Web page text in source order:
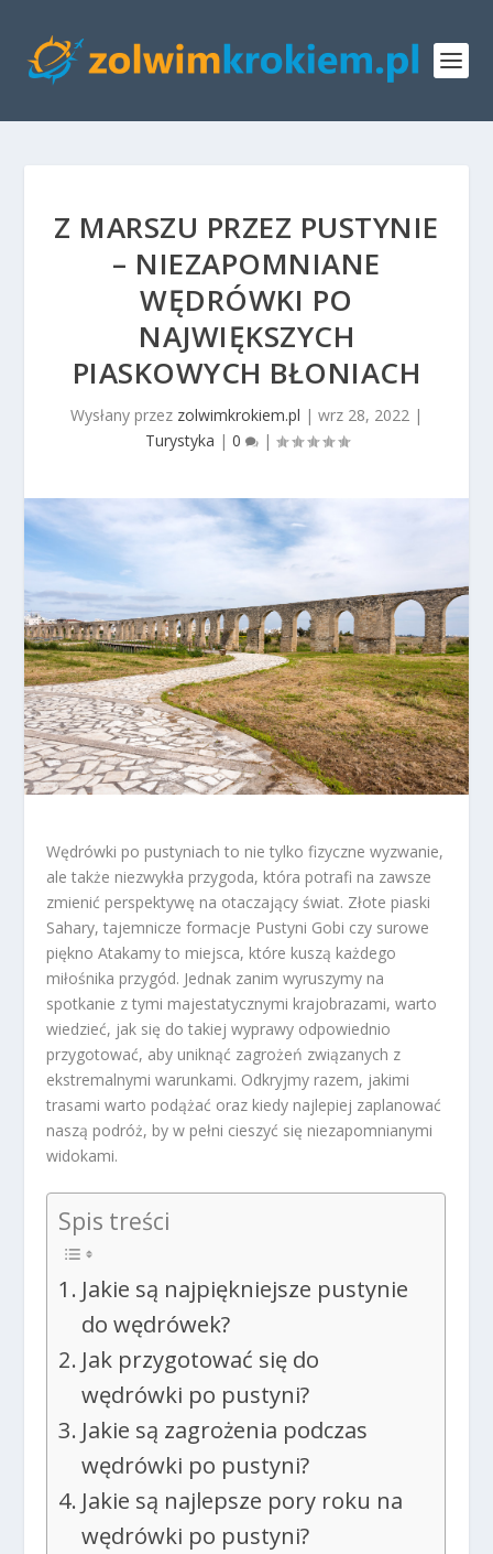
Z MARSZU PRZEZ PUSTYNIE
– NIEZAPOMNIANE
WĘDRÓWKI PO
NAJWIĘKSZYCH
PIASKOWYCH BŁONIACH
Wysłany przez zolwimkrokiem.pl | wrz 28, 2022 |
Turystyka | 0 |
Wędrówki po pustyniach to nie tylko fizyczne wyzwanie,
ale także niezwykła przygoda, która potrafi na zawsze
zmienić perspektywę na otaczający świat. Złote piaski
Sahary, tajemnicze formacje Pustyni Gobi czy surowe
piękno Atakamy to miejsca, które kuszą każdego
miłośnika przygód. Jednak zanim wyruszymy na
spotkanie z tymi majestatycznymi krajobrazami, warto
wiedzieć, jak się do takiej wyprawy odpowiednio
przygotować, aby uniknąć zagrożeń związanych z
ekstremalnymi warunkami. Odkryjmy razem, jakimi
trasami warto podążać oraz kiedy najlepiej zaplanować
naszą podróż, by w pełni cieszyć się niezapomnianymi
widokami.
Spis treści
Jakie są najpiękniejsze pustynie
do wędrówek?
Jak przygotować się do
wędrówki po pustyni?
Jakie są zagrożenia podczas
wędrówki po pustyni?
Jakie są najlepsze pory roku na
wędrówki po pustyni?